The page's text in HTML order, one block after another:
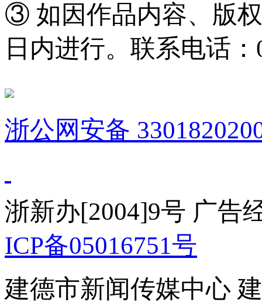
③ 如因作品内容、版
日内进行。联系电话：
浙公网安备
浙新办[2004]9号 广告
ICP备05016751号
建德市新闻传媒中心